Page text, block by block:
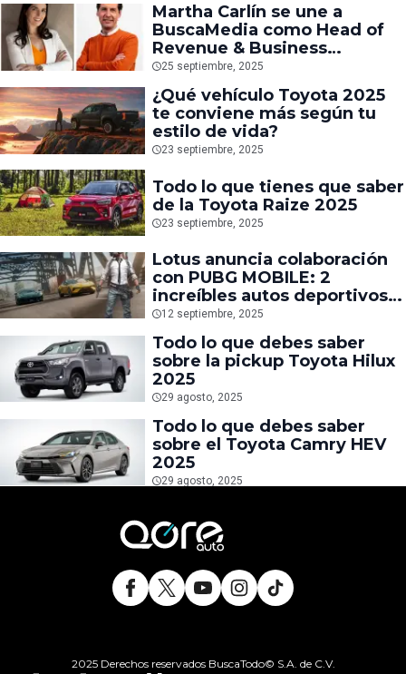
Martha Carlín se une a
BuscaMedia como Head of
Revenue & Business
Development
25 septiembre, 2025
¿Qué vehículo Toyota 2025
te conviene más según tu
estilo de vida?
23 septiembre, 2025
Todo lo que tienes que saber
de la Toyota Raize 2025
23 septiembre, 2025
Lotus anuncia colaboración
con PUBG MOBILE: 2
increíbles autos deportivos
llegan al Battle Royale
12 septiembre, 2025
Todo lo que debes saber
sobre la pickup Toyota Hilux
2025
29 agosto, 2025
Todo lo que debes saber
sobre el Toyota Camry HEV
2025
29 agosto, 2025
2025 Derechos reservados BuscaTodo© S.A. de C.V.